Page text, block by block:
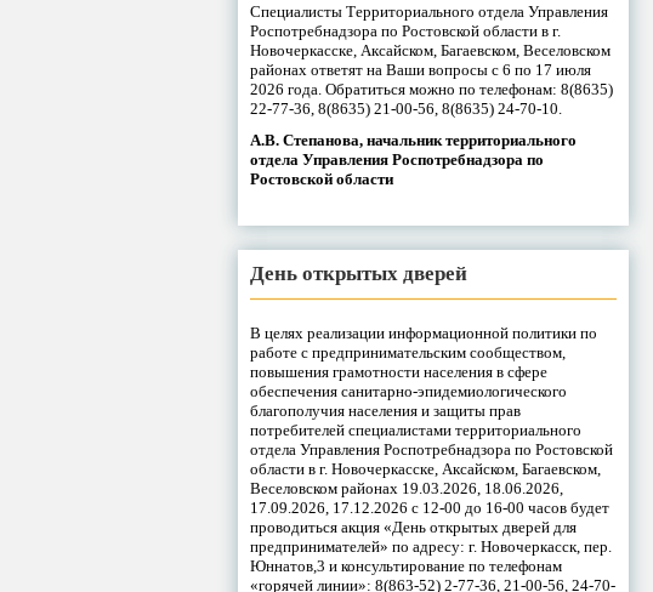
Специалисты Территориального отдела Управления
Роспотребнадзора по Ростовской области в г.
Новочеркасске, Аксайском, Багаевском, Веселовском
районах ответят на Ваши вопросы с 6 по 17 июля
2026 года. Обратиться можно по телефонам: 8(8635)
22-77-36, 8(8635) 21-00-56, 8(8635) 24-70-10.
А.В. Степанова, начальник территориального
отдела Управления Роспотребнадзора по
Ростовской области
День открытых дверей
В целях реализации информационной политики по
работе с предпринимательским сообществом,
повышения грамотности населения в сфере
обеспечения санитарно-эпидемиологического
благополучия населения и защиты прав
потребителей специалистами территориального
отдела Управления Роспотребнадзора по Ростовской
области в г. Новочеркасске, Аксайском, Багаевском,
Веселовском районах 19.03.2026, 18.06.2026,
17.09.2026, 17.12.2026 с 12-00 до 16-00 часов будет
проводиться акция «День открытых дверей для
предпринимателей» по адресу: г. Новочеркасск, пер.
Юннатов,3 и консультирование по телефонам
«горячей линии»: 8(863-52) 2-77-36, 21-00-56, 24-70-